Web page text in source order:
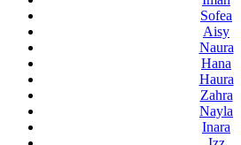
Sofea
Aisy
Naura
Hana
Haura
Zahra
Nayla
Inara